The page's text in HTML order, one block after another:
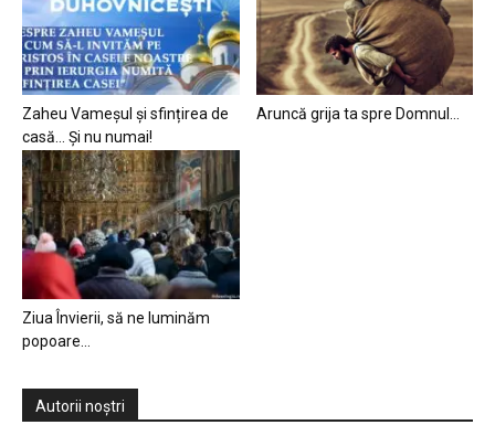
Zaheu Vameșul și sfințirea de
casă… Și nu numai!
Aruncă grija ta spre Domnul…
Ziua Învierii, să ne luminăm
popoare…
Autorii noștri